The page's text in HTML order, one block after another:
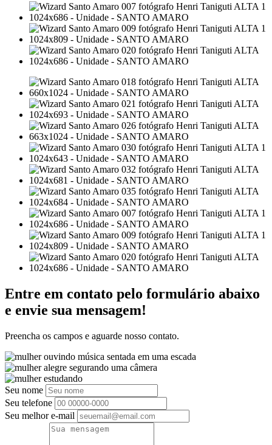
Entre em contato pelo formulário abaixo
e envie sua mensagem!
Preencha os campos e aguarde nosso contato.
Seu nome
Seu telefone
Seu melhor e-mail